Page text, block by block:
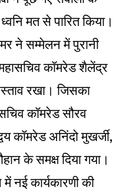
मत से पारित किया।
ने सम्मेलन में पुरानी
कॉमरेड शैलेंद्र
रखा। जिसका
कॉमरेड सौरव
कॉमरेड अनिंदो मुखर्जी,
के समक्ष दिया गया।
नई कार्यकारणी की